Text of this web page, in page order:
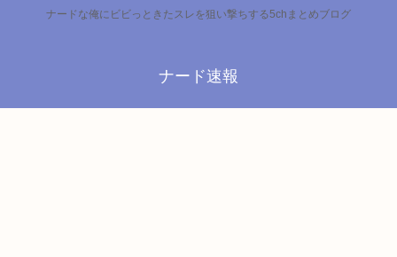
ナードな俺にビビっときたスレを狙い撃ちする5chまとめブログ
ナード速報